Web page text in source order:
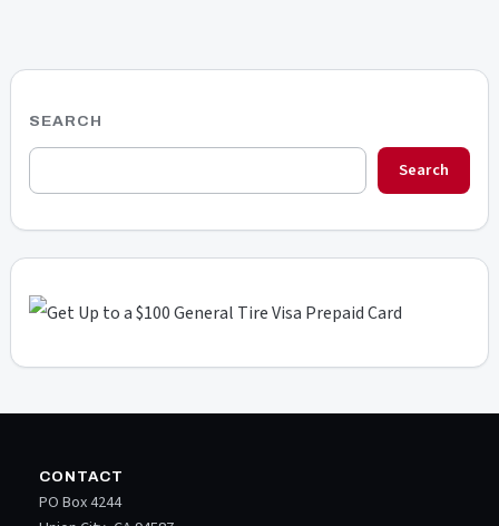
SEARCH
Search
CONTACT
PO Box 4244